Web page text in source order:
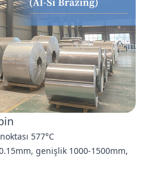
577°C
genişlik 1000-1500mm,